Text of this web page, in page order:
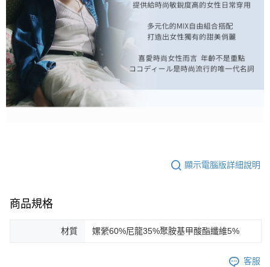
顯示電腦版詳細說明
商品規格
材質 嫘縈60%尼龍35%聚胺基甲酸酯纖維5%
客服